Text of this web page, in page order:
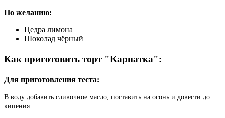
По желанию:
Цедра лимона
Шоколад чёрный
Как приготовить торт "Карпатка":
Для приготовления теста:
В воду добавить сливочное масло, поставить на огонь и довести до
кипения.